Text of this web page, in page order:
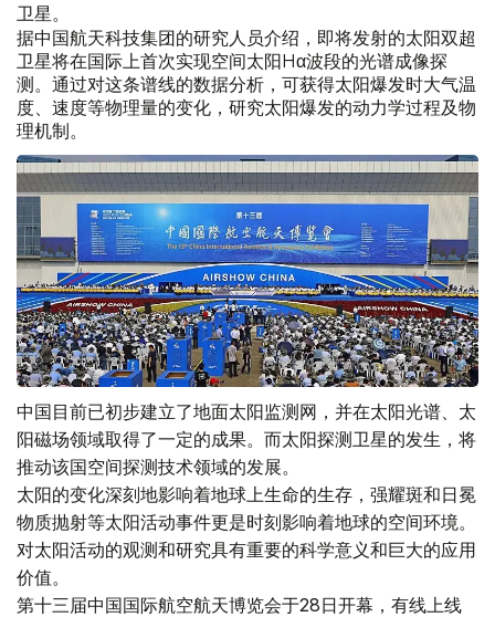
卫星。
据中国航天科技集团的研究人员介绍，即将发射的太阳双超
卫星将在国际上首次实现空间太阳Hα波段的光谱成像探
测。通过对这条谱线的数据分析，可获得太阳爆发时大气温
度、速度等物理量的变化，研究太阳爆发的动力学过程及物
理机制。
中国目前已初步建立了地面太阳监测网，并在太阳光谱、太
阳磁场领域取得了一定的成果。而太阳探测卫星的发生，将
推动该国空间探测技术领域的发展。
太阳的变化深刻地影响着地球上生命的生存，强耀斑和日冕
物质抛射等太阳活动事件更是时刻影响着地球的空间环境。
对太阳活动的观测和研究具有重要的科学意义和巨大的应用
价值。
第十三届中国国际航空航天博览会于28日开幕，有线上线